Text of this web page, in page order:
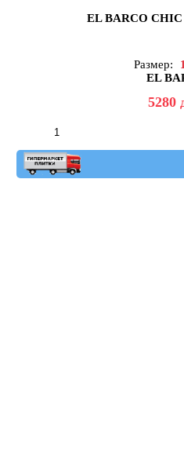
EL BARCO
Размер:
EL
5280